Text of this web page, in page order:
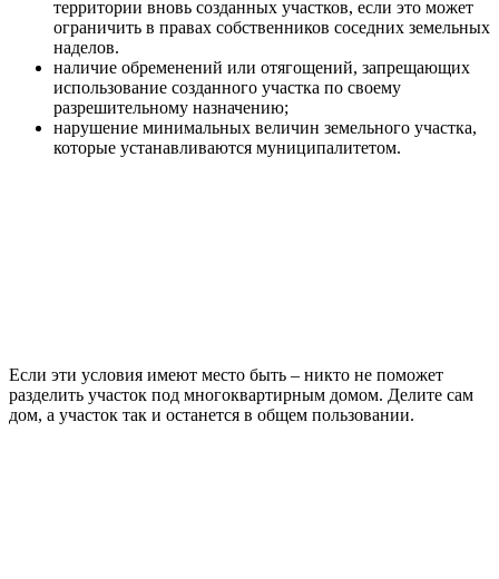
территории вновь созданных участков, если это может
ограничить в правах собственников соседних земельных
наделов.
наличие обременений или отягощений, запрещающих
использование созданного участка по своему
разрешительному назначению;
нарушение минимальных величин земельного участка,
которые устанавливаются муниципалитетом.
Если эти условия имеют место быть – никто не поможет
разделить участок под многоквартирным домом. Делите сам
дом, а участок так и останется в общем пользовании.